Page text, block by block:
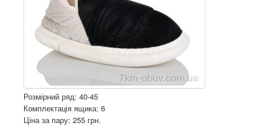
Розмірний ряд: 40-45
Комплектація ящика: 6
Ціна за пару: 255 грн.